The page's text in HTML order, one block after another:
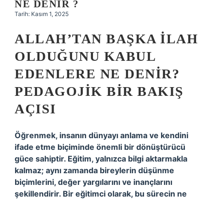
NE DENIR ?
Tarih: Kasım 1, 2025
ALLAH’TAN BAŞKA İLAH
OLDUĞUNU KABUL
EDENLERE NE DENIR?
PEDAGOJIK BIR BAKIŞ
AÇISI
Öğrenmek, insanın dünyayı anlama ve kendini
ifade etme biçiminde önemli bir dönüştürücü
güce sahiptir. Eğitim, yalnızca bilgi aktarmakla
kalmaz; aynı zamanda bireylerin düşünme
biçimlerini, değer yargılarını ve inançlarını
şekillendirir. Bir eğitimci olarak, bu sürecin ne